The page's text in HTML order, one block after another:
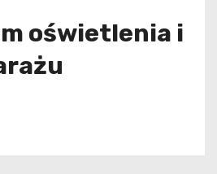
oświetlenia i